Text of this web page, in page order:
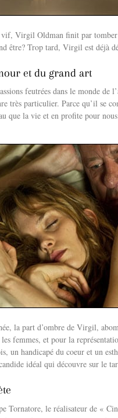
Virgil Oldman finit par tomber
être? Trop tard, Virgil est déjà
et du grand art
feutrées dans le monde de
très particulier. Parce qu’il se
que la vie et en profite pour
la part d’ombre de Virgil,
femmes, et pour la
un handicapé du coeur et un
idéal qui découvre sur le
Tornatore, le réalisateur de «